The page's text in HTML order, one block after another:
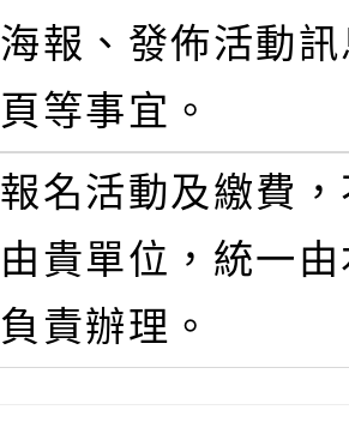
海報、發佈活動
頁等事宜。
報名活動及繳費
由貴單位，統一
負責辦理。